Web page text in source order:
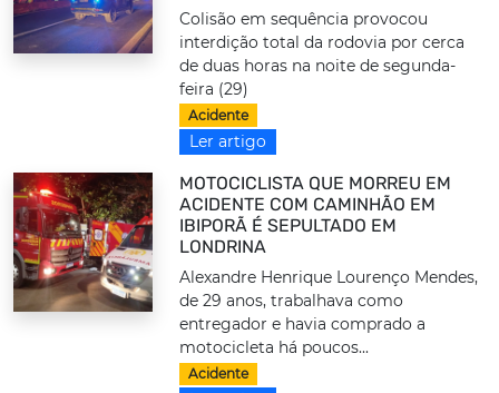
Colisão em sequência provocou
interdição total da rodovia por cerca
de duas horas na noite de segunda-
feira (29)
Acidente
Ler artigo
MOTOCICLISTA QUE MORREU EM
ACIDENTE COM CAMINHÃO EM
IBIPORÃ É SEPULTADO EM
LONDRINA
Alexandre Henrique Lourenço Mendes,
de 29 anos, trabalhava como
entregador e havia comprado a
motocicleta há poucos...
Acidente